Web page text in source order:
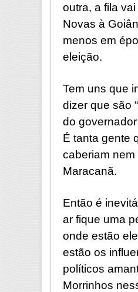
outra, a fila
Novas à
menos em
eleição.
Tem uns que
dizer que são
do
É tanta gente
caberiam nem
Maracanã.
Então é
ar fique uma
onde estão
estão os
políticos
Morrinhos